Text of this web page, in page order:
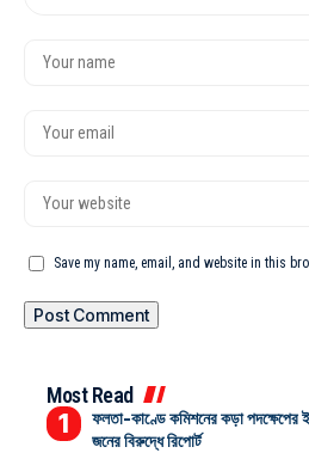
Save my name, email, and website in this
Most Read
ফলতা-কাণ্ডে কমিশনের কড়া পদক্ষেপের
জনের বিরুদ্ধে রিপোর্ট